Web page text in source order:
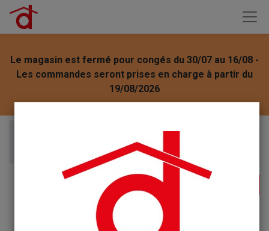
Le magasin est fermé pour congés du 30/07 au 16/08 -
Les commandes seront prises en charge à partir du
19/08/2026
Aiguebelle Eyguebelle Sirop Fleur De Sureau 50cl